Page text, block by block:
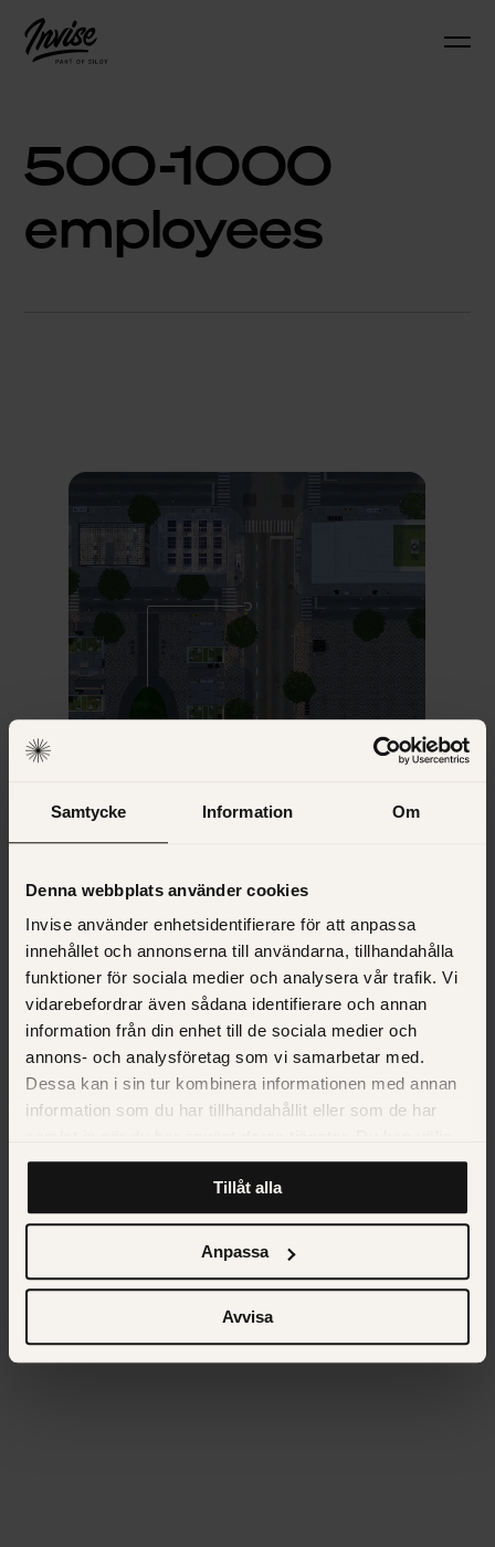
Samtycke Information Om
Denna webbplats använder cookies
Invise använder enhetsidentifierare för att anpassa
innehållet och annonserna till användarna, tillhandahålla
funktioner för sociala medier och analysera vår trafik. Vi
vidarebefordrar även sådana identifierare och annan
information från din enhet till de sociala medier och
annons- och analysföretag som vi samarbetar med.
Dessa kan i sin tur kombinera informationen med annan
information som du har tillhandahållit eller som de har
att klicka på “information” för att välja och justera vilka
cookies som ska sättas. Läs vår
cookies, deras funktion, varför vi använder dem och hur
Tillåt alla
Anpassa
Avvisa
500-1000
employees
Envac
How a global industrial pioneer built one connected
growth